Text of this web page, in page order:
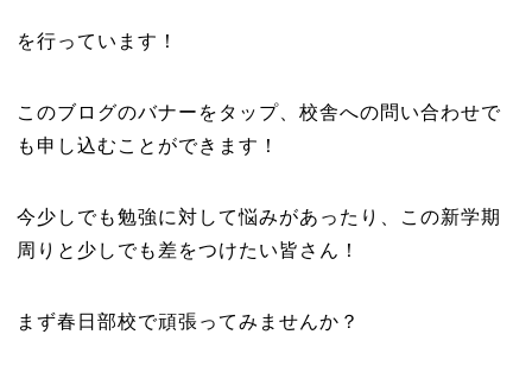
を行っています！
このブログのバナーをタップ、校舎への問い合わせで
も申し込むことができます！
今少しでも勉強に対して悩みがあったり、この新学期
周りと少しでも差をつけたい皆さん！
まず春日部校で頑張ってみませんか？